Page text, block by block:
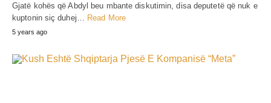
Gjatë kohës që Abdyl beu mbante diskutimin, disa deputetë që nuk e
kuptonin siç duhej…
Read More
5 years ago